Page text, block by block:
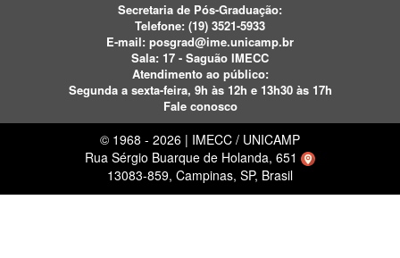
Secretaria de Pós-Graduação:
Telefone: (19) 3521-5933
E-mail: posgrad@ime.unicamp.br
Sala: 17 - Saguão IMECC
Atendimento ao público:
Segunda a sexta-feira, 9h às 12h e 13h30 às 17h
Fale conosco
© 1968 - 2026 | IMECC / UNICAMP
Rua Sérgio Buarque de Holanda, 651
13083-859, Campinas, SP, Brasil